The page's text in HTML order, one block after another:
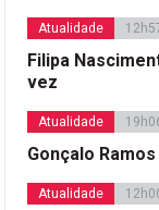
Atualidade
Filipa
vez
Atualidade
Gonçalo
Atualidade